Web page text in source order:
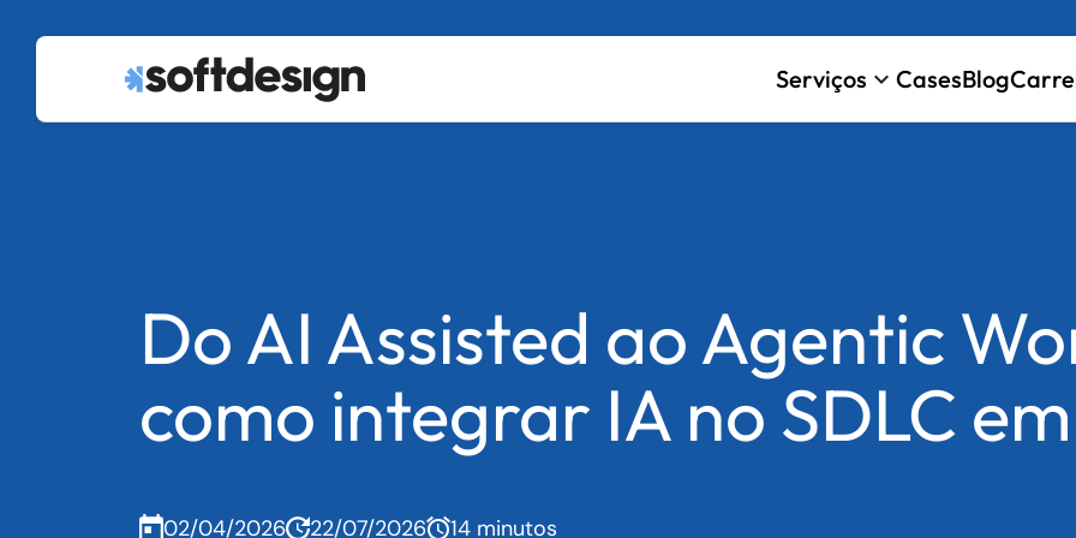
Serviços keyboard_arrow_down CasesBlog
Do AI Assisted ao Agentic
como integrar IA no SDLC
02/04/2026 22/07/2026 14 minutos